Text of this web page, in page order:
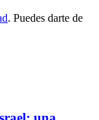
. Puedes darte de